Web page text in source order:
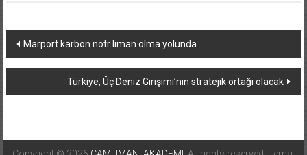
Yazı
dolaşımı
Marport karbon nötr liman olma yolunda
Türkiye, Üç Deniz Girişimi’nin stratejik ortağı olacak